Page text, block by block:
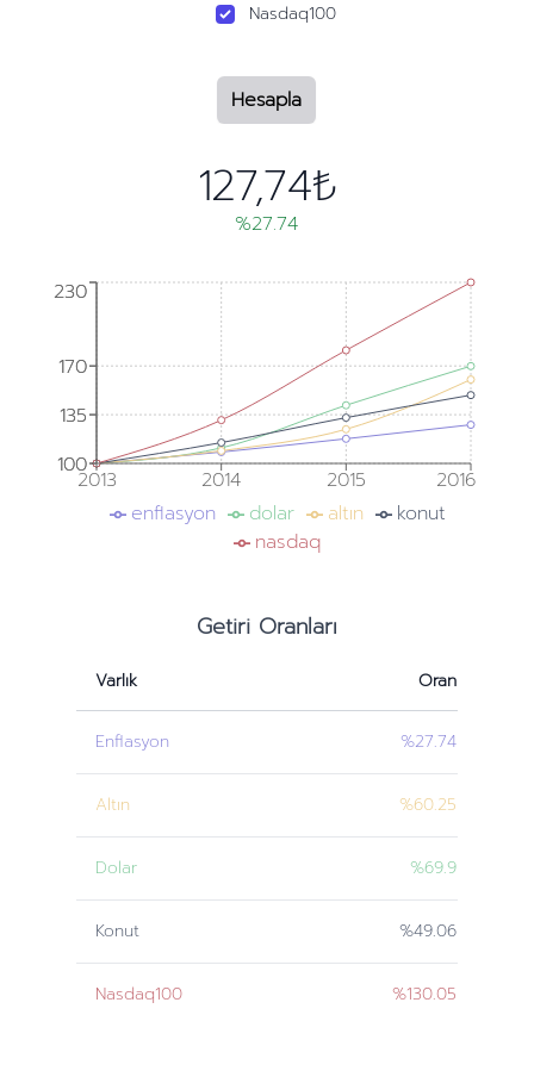
Nasdaq100
Hesapla
127,74₺
%27.74
2013 2014 2015 2016
100
135
170
230
100
135
170
230
enflasyon dolar altın
konut
nasdaq
Getiri Oranları
Varlık Oran
Enflasyon %27.74
Altın %60.25
Dolar %69.9
Konut %49.06
Nasdaq100 %130.05